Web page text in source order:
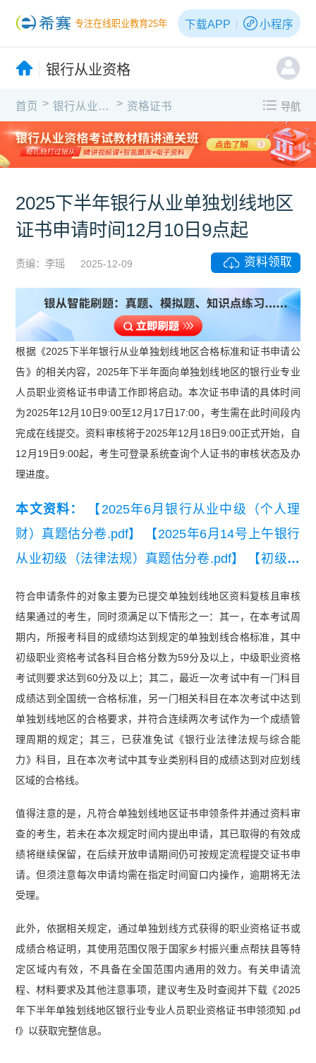
专注在线职业教育25年 下载APP 小程序
银行从业资格
首页 > 银行从业资格 > 资格证书 导航
2025下半年银行从业单独划线地区
证书申请时间12月10日9点起
责编：李瑶 2025-12-09 资料领取
根据《2025下半年银行从业单独划线地区合格标准和证书申请公
告》的相关内容，2025年下半年面向单独划线地区的银行业专业
人员职业资格证书申请工作即将启动。本次证书申请的具体时间
为2025年12月10日9:00至12月17日17:00，考生需在此时间段内
完成在线提交。资料审核将于2025年12月18日9:00正式开始，自
12月19日9:00起，考生可登录系统查询个人证书的审核状态及办
理进度。
本文资料：
【2025年6月银行从业中级（个人理
财）真题估分卷.pdf】
【2025年6月14号上午银行
从业初级（法律法规）真题估分卷.pdf】
【初级银
符合申请条件的对象主要为已提交单独划线地区资料复核且审核
结果通过的考生，同时须满足以下情形之一：其一，在本考试周
期内，所报考科目的成绩均达到规定的单独划线合格标准，其中
初级职业资格考试各科目合格分数为59分及以上，中级职业资格
考试则要求达到60分及以上；其二，最近一次考试中有一门科目
成绩达到全国统一合格标准，另一门相关科目在本次考试中达到
单独划线地区的合格要求，并符合连续两次考试作为一个成绩管
理周期的规定；其三，已获准免试《银行业法律法规与综合能
力》科目，且在本次考试中其专业类别科目的成绩达到对应划线
区域的合格线。
值得注意的是，凡符合单独划线地区证书申领条件并通过资料审
查的考生，若未在本次规定时间内提出申请，其已取得的有效成
绩将继续保留，在后续开放申请期间仍可按规定流程提交证书申
请。但须注意每次申请均需在指定时间窗口内操作，逾期将无法
受理。
此外，依据相关规定，通过单独划线方式获得的职业资格证书或
成绩合格证明，其使用范围仅限于国家乡村振兴重点帮扶县等特
定区域内有效，不具备在全国范围内通用的效力。有关申请流
程、材料要求及其他注意事项，建议考生及时查阅并下载《2025
年下半年单独划线地区银行业专业人员职业资格证书申领须知.pd
f》以获取完整信息。